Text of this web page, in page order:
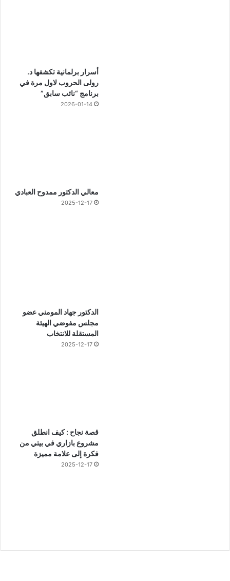
أسرار برلمانية تكشفها د.
رولى الحروب لاول مرة في
برنامج “نائب سابق”
2026-01-14
معالي الدكتور ممدوح العبادي
2025-12-17
الدكتور جهاد المومني عضو
مجلس مفوضي الهيئة
المستقلة للانتخاب
2025-12-17
قصة نجاح : كيف انطلق
مشروع بازاري في بيتي من
فكرة إلى علامة مميزة
2025-12-17